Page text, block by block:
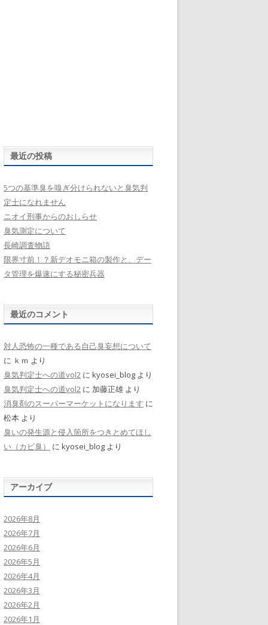
最近の投稿
5つの基準臭を嗅ぎ分けられないと臭気判
定士になれません
ニオイ刑事からのおしらせ
臭気測定について
長崎調査物語
限界寸前！？新デオモニ箱の製作と、デー
タ管理を爆速にする秘密兵器
最近のコメント
対人恐怖の一種である自己臭妄想について
に ｋｍ より
臭気判定士への道vol2 に kyosei_blog より
臭気判定士への道vol2 に 加藤正雄 より
消臭剤のスーパーマーケットになります に
松本 より
臭いの発生源と侵入箇所をつきとめてほし
い（カビ臭）
に kyosei_blog より
アーカイブ
2026年8月
2026年7月
2026年6月
2026年5月
2026年4月
2026年3月
2026年2月
2026年1月